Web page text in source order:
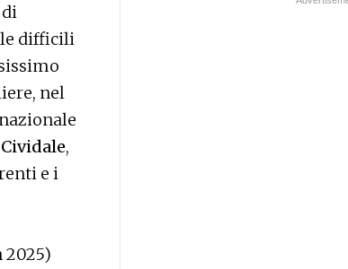
difficili
nel
,
e i
2025)